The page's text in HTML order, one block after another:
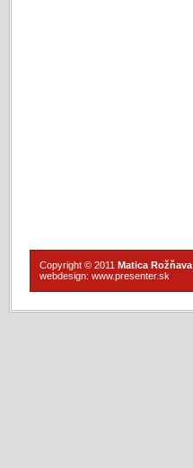
Copyright © 2011 Matica Rožňava
webdesign: www.presenter.sk